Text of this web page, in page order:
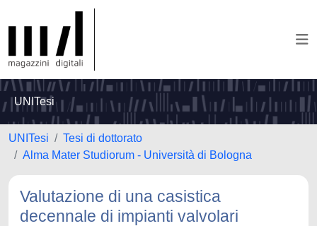
UNITesi
UNITesi
Tesi di dottorato
Alma Mater Studiorum - Università di Bologna
Valutazione di una casistica
decennale di impianti valvolari